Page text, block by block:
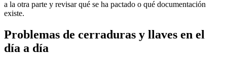
a la otra parte y revisar qué se ha pactado o qué documentación
existe.
Problemas de cerraduras y llaves en el
día a día